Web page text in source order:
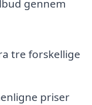
gennem
tre forskellige
priser